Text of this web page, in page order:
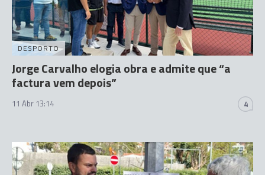
DESPORTO
Jorge Carvalho elogia obra e admite que “a
factura vem depois”
11 Abr 13:14 4